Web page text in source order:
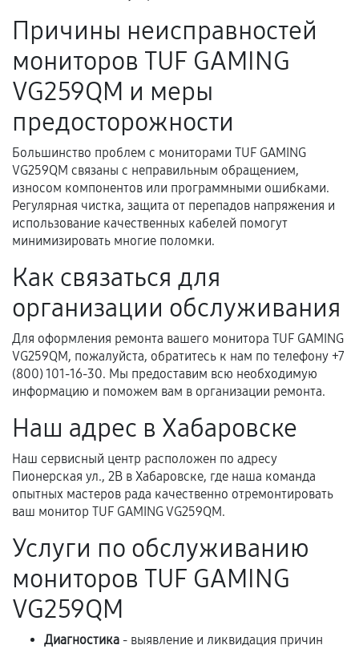
Акт выполненных работ с датой, перечнем
услуг и сроком гарантии.
Документы на установленные комплектующие
и кассовый чек.
Расширенная гарантия
В некоторых случаях возможно оформление
расширенной гарантии. Стоимость, сроки и
условия продления согласовываются отдельно и
фиксируются в документах.
Когда гарантия не действует
Нарушение правил эксплуатации,
механические повреждения, попадание влаги,
перегрев, коррозия.
Самостоятельный ремонт или вмешательство
Естественный износ деталей, если иное не
предусмотрено отдельно.
Обращение после окончания гарантийного
отдельных условиях.
Если комплектующие куплены
самостоятельно
Причины неисправностей
мониторов TUF GAMING
VG259QM и меры
предосторожности
Большинство проблем с мониторами TUF GAMING
VG259QM связаны с неправильным обращением,
износом компонентов или программными ошибками.
Регулярная чистка, защита от перепадов напряжения и
использование качественных кабелей помогут
минимизировать многие поломки.
Как связаться для
организации обслуживания
Для оформления ремонта вашего монитора TUF GAMING
VG259QM, пожалуйста, обратитесь к нам по телефону +7
(800) 101-16-30. Мы предоставим всю необходимую
информацию и поможем вам в организации ремонта.
Наш адрес в Хабаровске
Наш сервисный центр расположен по адресу
Пионерская ул., 2В в Хабаровске, где наша команда
опытных мастеров рада качественно отремонтировать
ваш монитор TUF GAMING VG259QM.
Услуги по обслуживанию
мониторов TUF GAMING
VG259QM
Диагностика - выявление и ликвидация причин